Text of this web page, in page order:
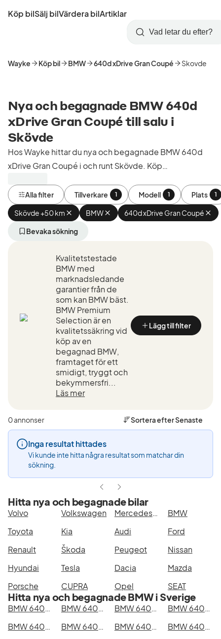
till
Startsida
Köp bilSälj bilVärdera bilArtiklar
Skapa
konto
Logga
in
Sök
Wayke Köp bil BMW 640d xDrive Gran Coupé Skovde
Nya och begagnade BMW 640d
xDrive Gran Coupé till salu i
Skövde
Hos Wayke hittar du nya och begagnade BMW 640d
xDrive Gran Coupé i och runt Skövde. Köp
Sverige.Alla filter Tillverkare 1 Modell 1 Plats 1
Skövde +50 km Ta
bort
aktivt
+50
km
(Plats)
BMW Ta
bort
(Tillverkare)
640d xDrive Gran Coupé Ta
bort
Bevaka sökning
Kvalitetstestade
BMW med
marknadsledande
garantier från de
som kan BMW bäst.
BMW Premium
Selection är en
kvalitetssäkring vid
köp av en
begagnad BMW,
framtaget för ett
smidigt, tryggt och
bekymmersfri...
Läs mer
Lägg till filter
0 annonser Sortera efterSenaste
Inga resultat hittades
Vi kunde inte hitta några resultat som matchar din
sökning.
Hitta nya och begagnade bilar
Volvo Volkswagen Mercedes-Benz
BMW
Toyota
Kia Audi
Ford
Renault
Škoda Peugeot
Nissan
Hyundai
Tesla Dacia
Mazda
Porsche
CUPRA Opel SEAT
Hitta nya och begagnade BMW i Sverige
BMW 640d xDrive Gran Coupé i Stockholm BMW 640d xDrive Gran Coupé i Göteborg BMW 640d xDrive Gran Coupé i Helsingborg
BMW 640d xDrive Gran Coupé i Jönköping
BMW 640d xDrive Gran Coupé i Malmö
BMW 640d xDrive Gran Coupé i Örebro BMW 640d xDrive Gran Coupé i Norrköping
BMW 640d xDrive Gran Coupé i Linköping